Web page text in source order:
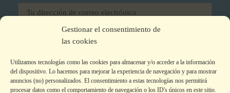
Gestionar el consentimiento de
las cookies
Utilizamos tecnologías como las cookies para almacenar y/o acceder a la información
del dispositivo. Lo hacemos para mejorar la experiencia de navegación y para mostrar
anuncios (no) personalizados. El consentimiento a estas tecnologías nos permitirá
procesar datos como el comportamiento de navegación o los ID's únicos en este sitio.
He leído y acepto los términos y condiciones